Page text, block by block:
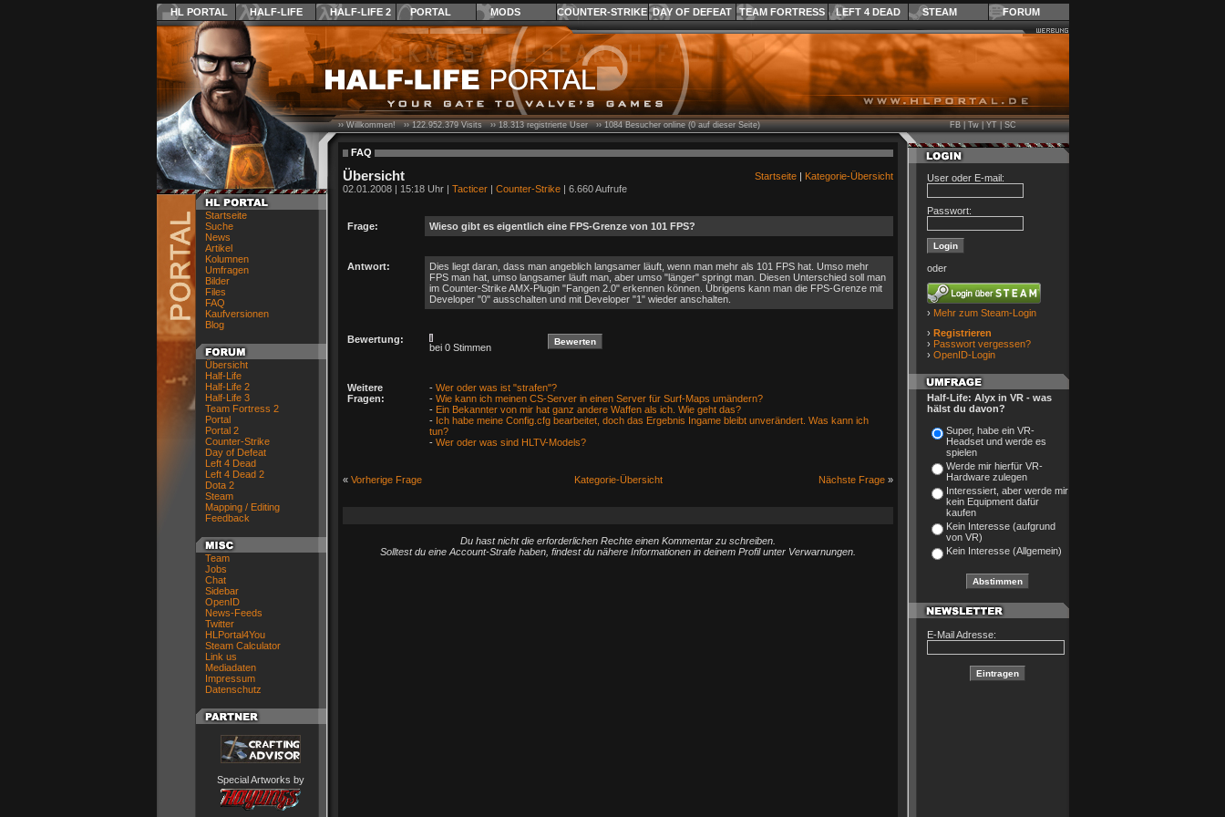
HL PORTAL HALF-LIFE HALF-LIFE 2 PORTAL MODS COUNTER-STRIKE DAY OF DEFEAT TEAM FORTRESS LEFT 4 DEAD STEAM FORUM
Startseite
Suche
News
Artikel
Kolumnen
Umfragen
Bilder
Files
FAQ
Kaufversionen
Blog
Übersicht
Half-Life
Half-Life 2
Half-Life 3
Team Fortress 2
Portal
Portal 2
Counter-Strike
Day of Defeat
Left 4 Dead
Left 4 Dead 2
Dota 2
Steam
Mapping / Editing
Feedback
Team
Jobs
Chat
Sidebar
OpenID
News-Feeds
Twitter
HLPortal4You
Steam Calculator
Link us
Mediadaten
Impressum
Datenschutz
Special Artworks by
›› Willkommen! ››122.952.379Visits ››18.313registrierte User ››1084Besucher online (0 auf dieser Seite)
FAQ
Übersicht Startseite| Kategorie-Übersicht
02.01.2008 | 15:18 Uhr | Tacticer| Counter-Strike| 6.660 Aufrufe
Frage: Wieso gibt es eigentlich eine FPS-Grenze von 101 FPS?
Antwort:
Dies liegt daran, dass man angeblich langsamer läuft, wenn man mehr als 101 FPS hat. Umso mehr
FPS man hat, umso langsamer läuft man, aber umso "länger" springt man. Diesen Unterschied soll man
im Counter-Strike AMX-Plugin "Fangen 2.0" erkennen können. Übrigens kann man die FPS-Grenze mit
Developer "0" ausschalten und mit Developer "1" wieder anschalten.
Bewertung:
bei 0 Stimmen
Weitere
Fragen:
- Wer oder was ist "strafen"?
- Wie kann ich meinen CS-Server in einen Server für Surf-Maps umändern?
- Ein Bekannter von mir hat ganz andere Waffen als ich. Wie geht das?
- Ich habe meine Config.cfg bearbeitet, doch das Ergebnis Ingame bleibt unverändert. Was kann ich
tun?
- Wer oder was sind HLTV-Models?
« Vorherige Frage Kategorie-Übersicht Nächste Frage»
Du hast nicht die erforderlichen Rechte einen Kommentar zu schreiben.
Solltest du eine Account-Strafe haben, findest du nähere Informationen in deinem Profil unter Verwarnungen.
FB|Tw|YT|SC
User oder E-mail:
Passwort:
oder
› Mehr zum Steam-Login
› Registrieren
› Passwort vergessen?
› OpenID-Login
Half-Life: Alyx in VR - was
hälst du davon?
Super, habe ein VR-
Headset und werde es
spielen
Werde mir hierfür VR-
Hardware zulegen
Interessiert, aber werde mir
kein Equipment dafür
kaufen
Kein Interesse (aufgrund
von VR)
Kein Interesse (Allgemein)
E-Mail Adresse: